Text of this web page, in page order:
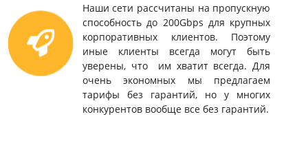
Наши сети рассчитаны на пропускную
способность до 200Gbps для крупных
корпоративных клиентов. Поэтому
иные клиенты всегда могут быть
уверены, что им хватит всегда. Для
очень экономных мы предлагаем
тарифы без гарантий, но у многих
конкурентов вообще все без гарантий.